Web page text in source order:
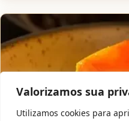
Valorizamos sua
Utilizamos cookies para